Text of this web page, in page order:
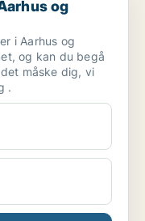
og
i Aarhus og
og kan du begå
måske dig, vi
.